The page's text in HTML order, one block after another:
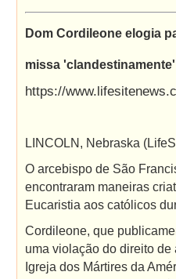
Dom Cordileone elogia
missa
https://
LINCOLN, Nebraska
O arcebispo de São
encontraram maneiras
Eucaristia aos católicos
Cordileone, que
uma violação do direito
Igreja dos Mártires da